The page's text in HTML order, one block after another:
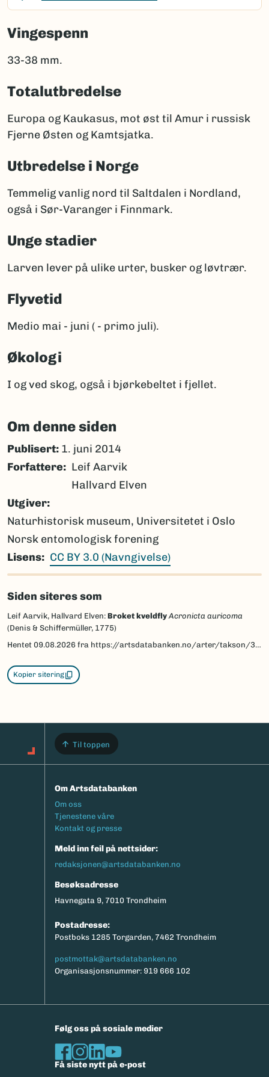
Vingespenn
33-38 mm.
Totalutbredelse
Europa og Kaukasus, mot øst til Amur i russisk
Fjerne Østen og Kamtsjatka.
Utbredelse i Norge
Temmelig vanlig nord til Saltdalen i Nordland,
også i Sør-Varanger i Finnmark.
Unge stadier
Larven lever på ulike urter, busker og løvtrær.
Flyvetid
Medio mai - juni ( - primo juli).
Økologi
I og ved skog, også i bjørkebeltet i fjellet.
Om denne siden
Publisert: 1. juni 2014
Forfattere
Leif Aarvik
Hallvard Elven
Utgiver
Naturhistorisk museum, Universitetet i Oslo
Norsk entomologisk forening
Lisens
CC BY 3.0 (Navngivelse)
Siden siteres som
Leif Aarvik, Hallvard Elven: Broket kveldfly Acronicta auricoma
(Denis & Schiffermüller, 1775)
Hentet 09.08.2026 fra https://artsdatabanken.no/arter/takson/30589/beskrivelse
Kopier sitering
Til toppen
Om Artsdatabanken
Footermeny
Om oss
Tjenestene våre
Kontakt og presse
Meld inn feil på nettsider:
redaksjonen@artsdatabanken.no
Besøksadresse
Havnegata 9, 7010 Trondheim
Postadresse:
Postboks 1285 Torgarden, 7462 Trondheim
postmottak@artsdatabanken.no
Organisasjonsnummer: 919 666 102
Følg oss på sosiale medier
Få siste nytt på e-post